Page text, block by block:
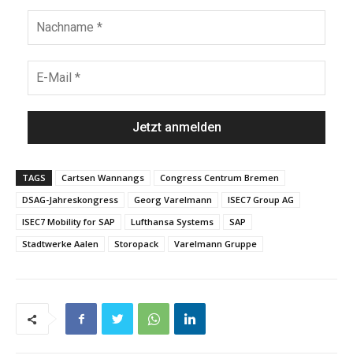
TAGS Cartsen Wannangs
Congress Centrum Bremen
DSAG-Jahreskongress
Georg Varelmann
ISEC7 Group AG
ISEC7 Mobility for SAP
Lufthansa Systems
SAP
Stadtwerke Aalen
Storopack Varelmann Gruppe